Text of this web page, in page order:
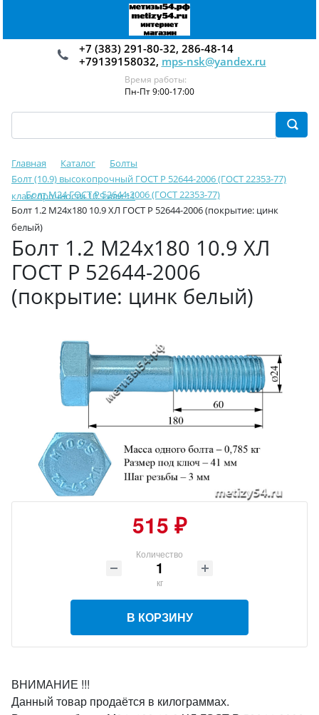
+7 (383) 291-80-32, 286-48-14
+79139158032, mps-nsk@yandex.ru
Время работы:
Пн-Пт 9:00-17:00
Главная Каталог
Болты
Болт (10.9) высокопрочный ГОСТ Р 52644-2006 (ГОСТ 22353-77)
класс прочности 10.9 или 11
Болт М24 ГОСТ Р 52644-2006 (ГОСТ 22353-77)
Болт 1.2 М24х180 10.9 ХЛ ГОСТ Р 52644-2006 (покрытие: цинк
белый)
Болт 1.2 М24х180 10.9 ХЛ
ГОСТ Р 52644-2006
(покрытие: цинк белый)
515 ₽
Количество
кг
В КОРЗИНУ
ВНИМАНИЕ !!!
Данный товар продаётся в килограммах.